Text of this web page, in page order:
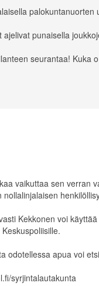
palokuntanuorten
ajelivat punaisella
seurantaa! Kuka
vaikuttaa sen verran
nollalinjalaisen
Kekkonen voi
odotellessa apua voi
syrjintalautakunta